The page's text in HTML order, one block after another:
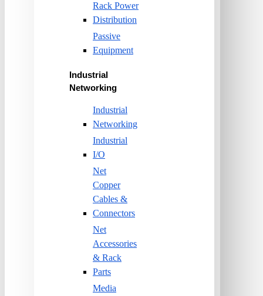
Rack Power
Distribution
Passive
Equipment
Industrial
Networking
Industrial
Networking
Industrial
I/O
Net
Copper
Cables &
Connectors
Net
Accessories
& Rack
Parts
Media